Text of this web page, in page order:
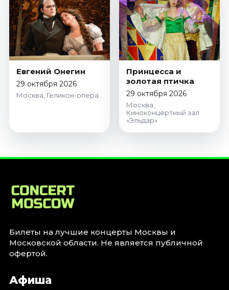
Январь 2027
Стендап
Август 2026
Сентябрь 2026
Октябрь 2026
Ноябрь 2026
Декабрь 2026
Август 2026
Октябрь 2026
Январь 2027
Экскурсии
Октябрь 2026
Спорт
Сентябрь 2026
Евгений Онегин
29 октября 2026
Москва, Геликон-опера
Принцесса и
золотая птичка
29 октября 2026
Москва,
Киноконцертный зал
«Эльдар»
Билеты на лучшие концерты Москвы и
Московской области. Не является публичной
офертой.
Афиша